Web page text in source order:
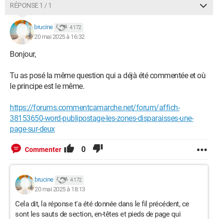
RÉPONSE 1 / 1
brucine 4 172
20 mai 2025 à 16:32
Bonjour,
Tu as posé la même question qui a déjà été commentée et où
le principe est le même.
https://forums.commentcamarche.net/forum/affich-
38153650-word-publipostage-les-zones-disparaisses-une-
page-sur-deux
Commenter 0
brucine 4 172
20 mai 2025 à 18:13
Cela dit, la réponse t'a été donnée dans le fil précédent, ce
sont les sauts de section, en-têtes et pieds de page qui